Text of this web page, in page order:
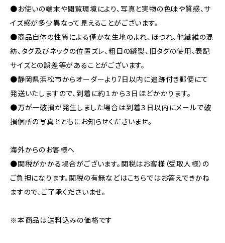
●お使いの端末や閲覧環境により、写真と実物の色味や質感、サ
イズ感が多少異なって見えることがございます。
●商品自体の性質による僅かな生地のよれ、ほつれ、他繊維の混
紡、タグ及びネックの位置ズレ、粗目の縫製、旧タグの使用、表記
サイズとの誤差等があることがございます。
●静岡県浜松市からオーダーより7日以内に追跡付き郵便にて
発送いたしますので、到着に約１から３日ほどかかります。
●万が一破損が発生しました場合は到着３日以内にメールで破
損個所の写真とともにお知らせくださいませ。
海外からのお客様へ
●関税がかかる場合がございます。関税はお客様（受取人様）の
ご負担になります。関税の有無などはこちらではお答えできかね
ますので、ご了承くださいませ。
※本商品は送料込みの価格です